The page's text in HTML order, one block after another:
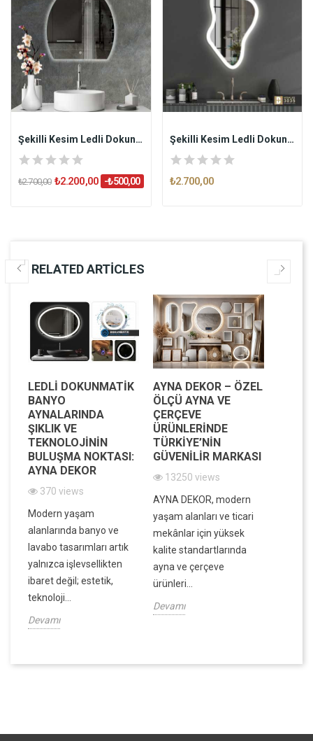
Şekilli Kesim Ledli Dokunmatik Butonlu...
₺2.700,00 ₺2.200,00 -₺500,00
Şekilli Kesim Ledli Dokunmatik Butonlu...
₺2.700,00
RELATED ARTICLES
LEDLI DOKUNMATIK
BANYO
AYNALARINDA
ŞIKLIK VE
TEKNOLOJININ
BULUŞMA NOKTASI:
AYNA DEKOR
370 views
Modern yaşam
alanlarında banyo ve
lavabo tasarımları artık
yalnızca işlevsellikten
ibaret değil; estetik,
teknoloji...
Devamı
AYNA DEKOR – ÖZEL
ÖLÇÜ AYNA VE
ÇERÇEVE
ÜRÜNLERINDE
TÜRKIYE’NIN
GÜVENILIR MARKASI
13250 views
AYNA DEKOR, modern
yaşam alanları ve ticari
mekânlar için yüksek
kalite standartlarında
ayna ve çerçeve
ürünleri...
Devamı